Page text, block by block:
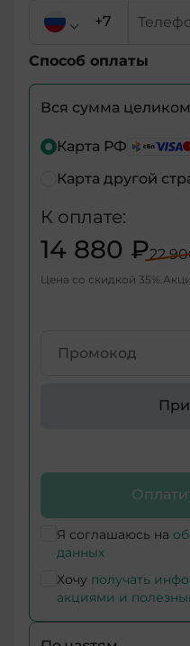
+7
+7
+375
+971
+1-
+355
Способ оплаты
Вся сумма целиком
Карта РФ
Карта другой
К оплате:
14 880 ₽22
Цена со скидкой 35%
Я соглашаюсь на
данных
Хочу получать
акциями и